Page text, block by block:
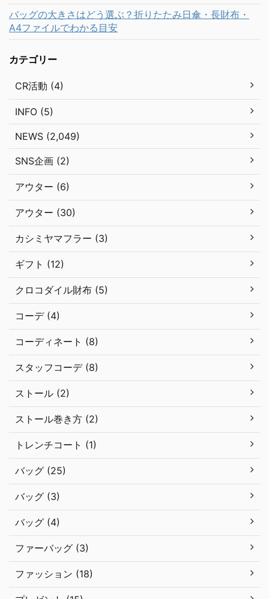
バッグの大きさはどう選ぶ？折りたたみ日傘・長財布・
A4ファイルでわかる目安
カテゴリー
CR活動 (4)
INFO (5)
NEWS (2,049)
SNS企画 (2)
アウター (6)
アウター (30)
カシミヤマフラー (3)
ギフト (12)
クロコダイル財布 (5)
コーデ (4)
コーディネート (8)
スタッフコーデ (8)
ストール (2)
ストール巻き方 (2)
トレンチコート (1)
バッグ (25)
バッグ (3)
バッグ (4)
ファーバッグ (3)
ファッション (18)